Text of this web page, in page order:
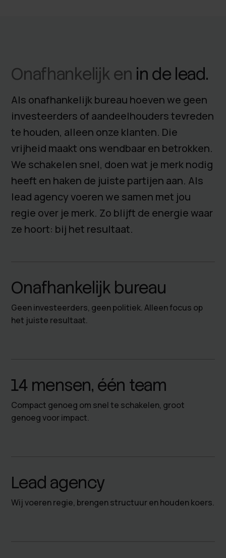
Onafhankelijk en in de lead.
Als onafhankelijk bureau hoeven we geen
investeerders of aandeelhouders tevreden
te houden, alleen onze klanten. Die
vrijheid maakt ons wendbaar en betrokken.
We schakelen snel, doen wat je merk nodig
heeft en haken de juiste partijen aan. Als
lead agency voeren we samen met jou
regie over je merk. Zo blijft de energie waar
ze hoort: bij het resultaat.
Onafhankelijk bureau
Geen investeerders, geen politiek. Alleen focus op
het juiste resultaat.
14 mensen, één team
Compact genoeg om snel te schakelen, groot
genoeg voor impact.
Lead agency
Wij voeren regie, brengen structuur en houden koers.